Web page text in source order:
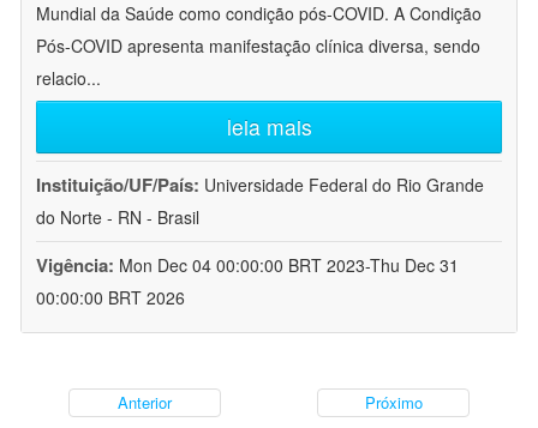
Mundial da Saúde como condição pós-COVID. A Condição
Pós-COVID apresenta manifestação clínica diversa, sendo
relacio...
leia mais
Instituição/UF/País: Universidade Federal do Rio Grande
do Norte - RN - Brasil
Vigência: Mon Dec 04 00:00:00 BRT 2023-Thu Dec 31
00:00:00 BRT 2026
Anterior Próximo